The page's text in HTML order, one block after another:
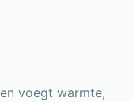
voegt warmte,